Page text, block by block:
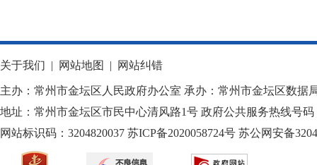
关于我们 | 网站地图 | 网站纠错
主办：常州市金坛区人民政府办公室 承办：常州市金坛区数据
地址：常州市金坛区市民中心清风路1号 政府公共服务热线号码
网站标识码：3204820037 苏ICP备2020058724号 苏公网安备